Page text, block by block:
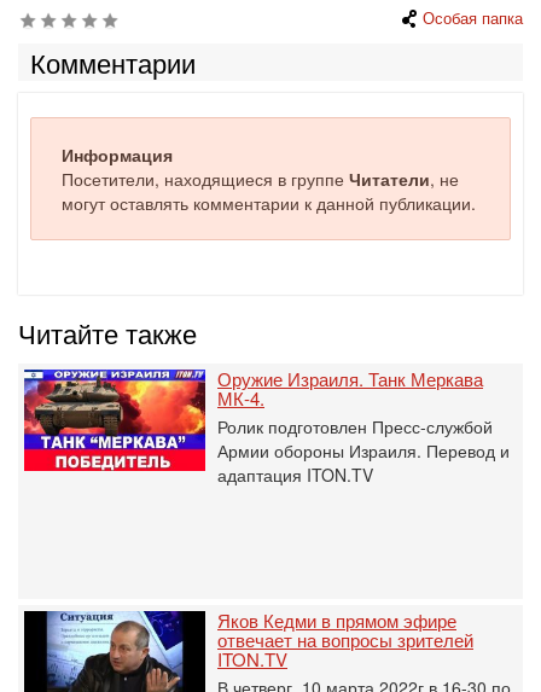
Особая папка
Комментарии
Информация
Посетители, находящиеся в группе Читатели, не
могут оставлять комментарии к данной публикации.
Читайте также
Оружие Израиля. Танк Меркава
МК-4.
Ролик подготовлен Пресс-службой
Армии обороны Израиля. Перевод и
адаптация ITON.TV
Яков Кедми в прямом эфире
отвечает на вопросы зрителей
ITON.TV
В четверг, 10 марта 2022г в 16-30 по